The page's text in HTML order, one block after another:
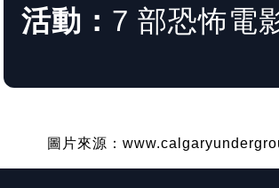
活動： 7 部恐怖電
圖片來源：